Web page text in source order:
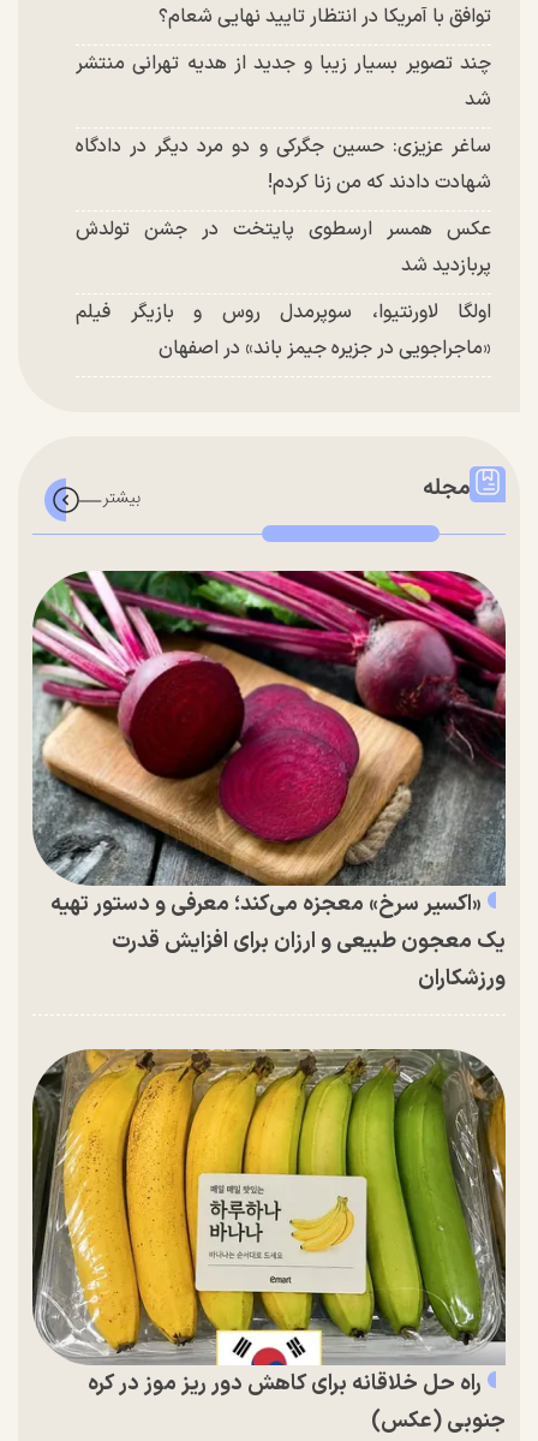
توافق با آمریکا در انتظار تایید نهایی شعام؟
چند تصویر بسیار زیبا و جدید از هدیه تهرانی منتشر
شد
ساغر عزیزی: حسین جگرکی و دو مرد دیگر در دادگاه
شهادت دادند که من زنا کردم!
عکس همسر ارسطوی پایتخت در جشن تولدش
پربازدید شد
اولگا لاورنتیوا، سوپرمدل روس و بازیگر فیلم
«ماجراجویی در جزیره جیمز باند» در اصفهان
مجله
«اکسیر سرخ» معجزه می‌کند؛ معرفی و دستور تهیه
یک معجون طبیعی و ارزان برای افزایش قدرت
ورزشکاران
راه حل خلاقانه برای کاهش دور ریز موز در کره
جنوبی (عکس)